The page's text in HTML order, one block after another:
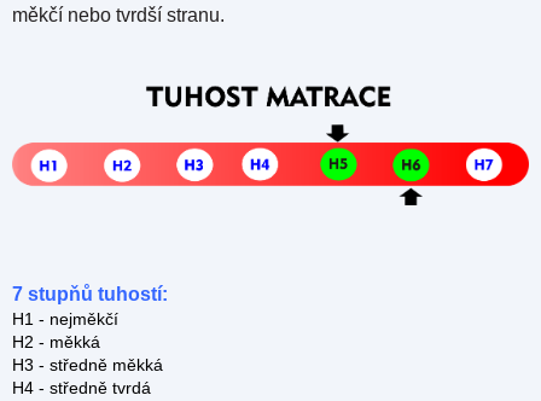
měkčí nebo tvrdší stranu.
7 stupňů tuhostí:
H1 - nejměkčí
H2 - měkká
H3 - středně měkká
H4 - středně tvrdá